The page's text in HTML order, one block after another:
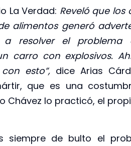
La Verdad: Reveló que
alimentos generó
resolver el problema
carro con explosivos.
esto”, dice Arias
que es una
Chávez lo practicó, el
de bulto el